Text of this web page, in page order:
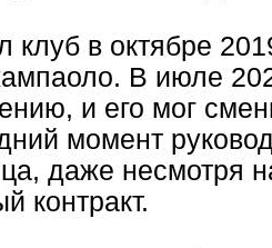
клуб в октябре
В июле
и его мог
момент
даже несмотря
контракт.